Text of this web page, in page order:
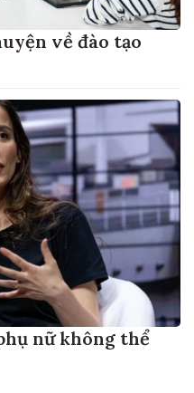
về đào tạo
nữ không thể